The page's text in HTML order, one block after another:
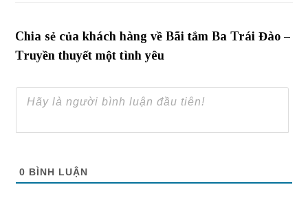
Chia sẻ của khách hàng về Bãi tắm Ba Trái Đào –
Truyền thuyết một tình yêu
0 BÌNH LUẬN